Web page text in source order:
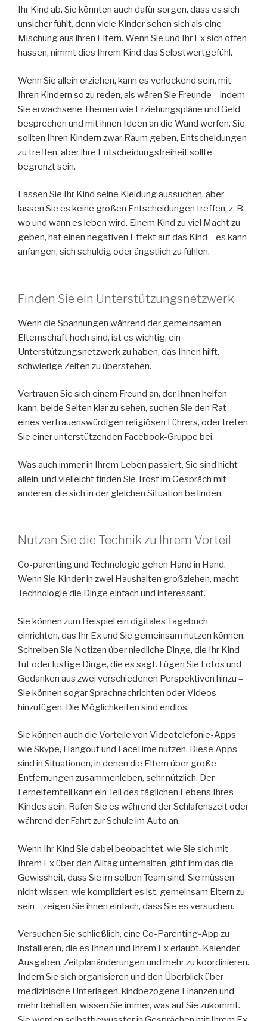
Ihr Kind ab. Sie könnten auch dafür sorgen, dass es sich
unsicher fühlt, denn viele Kinder sehen sich als eine
Mischung aus ihren Eltern. Wenn Sie und Ihr Ex sich offen
hassen, nimmt dies Ihrem Kind das Selbstwertgefühl.
Wenn Sie allein erziehen, kann es verlockend sein, mit
Ihren Kindern so zu reden, als wären Sie Freunde – indem
Sie erwachsene Themen wie Erziehungspläne und Geld
besprechen und mit ihnen Ideen an die Wand werfen. Sie
sollten Ihren Kindern zwar Raum geben, Entscheidungen
zu treffen, aber ihre Entscheidungsfreiheit sollte
begrenzt sein.
Lassen Sie Ihr Kind seine Kleidung aussuchen, aber
lassen Sie es keine großen Entscheidungen treffen, z. B.
wo und wann es leben wird. Einem Kind zu viel Macht zu
geben, hat einen negativen Effekt auf das Kind – es kann
anfangen, sich schuldig oder ängstlich zu fühlen.
Finden Sie ein Unterstützungsnetzwerk
Wenn die Spannungen während der gemeinsamen
Elternschaft hoch sind, ist es wichtig, ein
Unterstützungsnetzwerk zu haben, das Ihnen hilft,
schwierige Zeiten zu überstehen.
Vertrauen Sie sich einem Freund an, der Ihnen helfen
kann, beide Seiten klar zu sehen, suchen Sie den Rat
eines vertrauenswürdigen religiösen Führers, oder treten
Sie einer unterstützenden Facebook-Gruppe bei.
Was auch immer in Ihrem Leben passiert, Sie sind nicht
allein, und vielleicht finden Sie Trost im Gespräch mit
anderen, die sich in der gleichen Situation befinden.
Nutzen Sie die Technik zu Ihrem Vorteil
Co-parenting und Technologie gehen Hand in Hand.
Wenn Sie Kinder in zwei Haushalten großziehen, macht
Technologie die Dinge einfach und interessant.
Sie können zum Beispiel ein digitales Tagebuch
einrichten, das Ihr Ex und Sie gemeinsam nutzen können.
Schreiben Sie Notizen über niedliche Dinge, die Ihr Kind
tut oder lustige Dinge, die es sagt. Fügen Sie Fotos und
Gedanken aus zwei verschiedenen Perspektiven hinzu –
Sie können sogar Sprachnachrichten oder Videos
hinzufügen. Die Möglichkeiten sind endlos.
Sie können auch die Vorteile von Videotelefonie-Apps
wie Skype, Hangout und FaceTime nutzen. Diese Apps
sind in Situationen, in denen die Eltern über große
Entfernungen zusammenleben, sehr nützlich. Der
Fernelternteil kann ein Teil des täglichen Lebens Ihres
Kindes sein. Rufen Sie es während der Schlafenszeit oder
während der Fahrt zur Schule im Auto an.
Wenn Ihr Kind Sie dabei beobachtet, wie Sie sich mit
Ihrem Ex über den Alltag unterhalten, gibt ihm das die
Gewissheit, dass Sie im selben Team sind. Sie müssen
nicht wissen, wie kompliziert es ist, gemeinsam Eltern zu
sein – zeigen Sie ihnen einfach, dass Sie es versuchen.
Versuchen Sie schließlich, eine Co-Parenting-App zu
installieren, die es Ihnen und Ihrem Ex erlaubt, Kalender,
Ausgaben, Zeitplanänderungen und mehr zu koordinieren.
Indem Sie sich organisieren und den Überblick über
medizinische Unterlagen, kindbezogene Finanzen und
mehr behalten, wissen Sie immer, was auf Sie zukommt.